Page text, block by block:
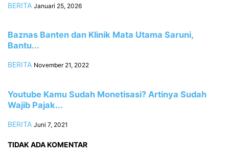
BERITA Januari 25, 2026
Baznas Banten dan Klinik Mata Utama Saruni,
Bantu...
BERITA November 21, 2022
Youtube Kamu Sudah Monetisasi? Artinya Sudah
Wajib Pajak...
BERITA Juni 7, 2021
TIDAK ADA KOMENTAR